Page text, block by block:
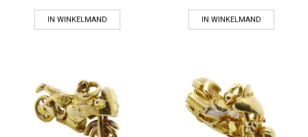
IN WINKELMAND IN WINKELMAND